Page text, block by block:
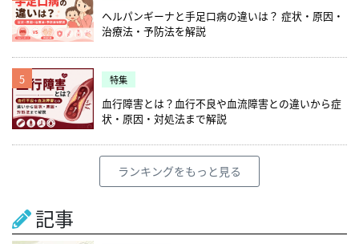
ヘルパンギーナと手足口病の違いは？ 症状・原因・
治療法・予防法を解説
5 特集
血行障害とは？血行不良や血流障害との違いから症
状・原因・対処法まで解説
ランキングをもっと見る
記事